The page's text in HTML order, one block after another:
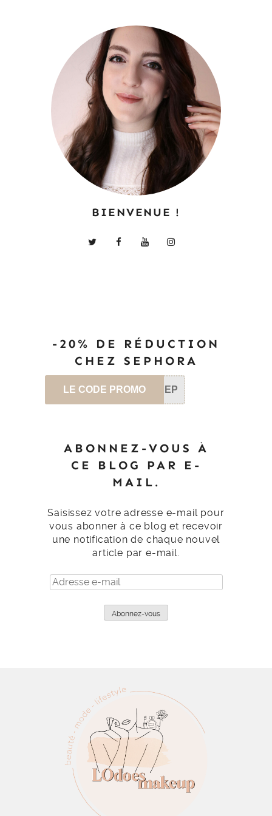
BIENVENUE !
-20% DE RÉDUCTION
CHEZ SEPHORA
LE CODE PROMO SEP
ABONNEZ-VOUS À
CE BLOG PAR E-
MAIL.
Saisissez votre adresse e-mail pour
vous abonner à ce blog et recevoir
une notification de chaque nouvel
article par e-mail.
Adresse
e-
Abonnez-vous